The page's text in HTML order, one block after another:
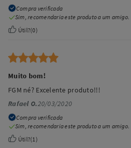
Compra verificada
Sim, recomendaria este produto a um amigo.
Útil?(0)
Muito bom!
FGM né? Excelente produto!!!
Rafael O.20/03/2020
Compra verificada
Sim, recomendaria este produto a um amigo.
Útil?(1)